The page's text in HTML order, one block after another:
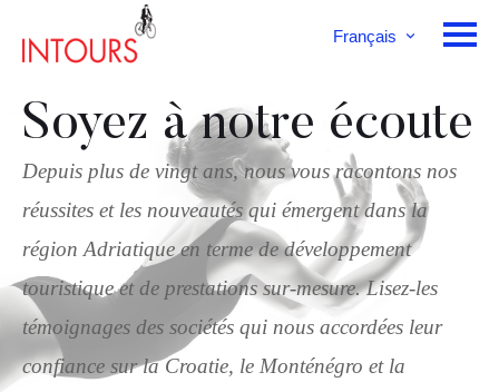
Français
Soyez à notre écoute
Depuis plus de vingt ans, nous vous racontons nos
réussites et les nouveautés qui émergent dans la
région Adriatique en terme de développement
touristique et de prestations sur-mesure. Lisez-les
témoignages des sociétés qui nous accordées leur
confiance sur la Croatie, le Monténégro et la